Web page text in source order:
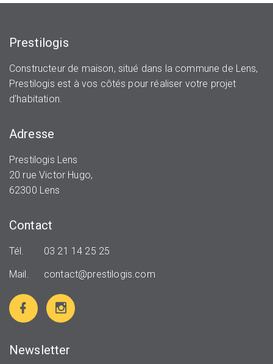
Prestilogis
Constructeur de maison, situé dans la commune de Lens,
Prestilogis est à vos côtés pour réaliser votre projet
d'habitation.
Adresse
Prestilogis Lens
20 rue Victor Hugo,
62300 Lens
Contact
Tél.
03 21 14 25 25
Mail.
contact@prestilogis.com
Newsletter